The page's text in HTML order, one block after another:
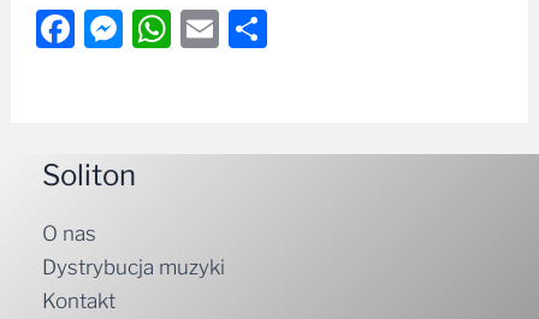
Facebook
Messenger
WhatsApp
Email
Soliton
O nas
Dystrybucja muzyki
Kontakt